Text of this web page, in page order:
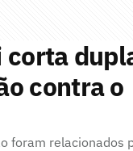
contra o
foram relacionados